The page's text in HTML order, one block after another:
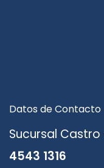
Datos de Contacto
Sucursal Castro
4543 1316